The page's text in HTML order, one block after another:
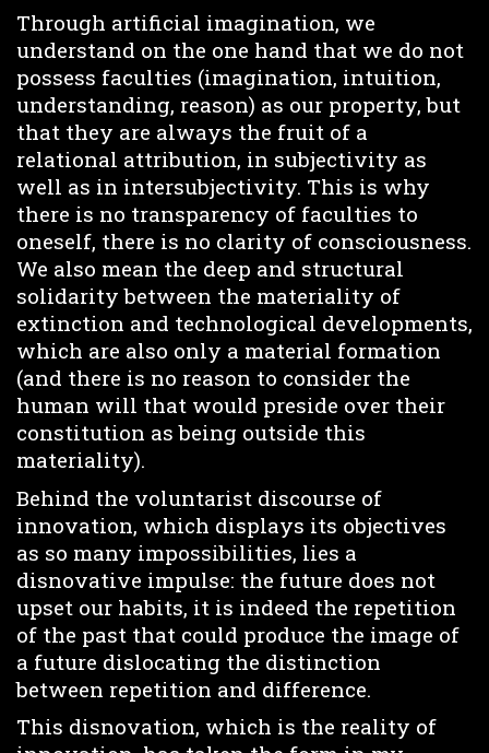
Through artificial imagination, we
understand on the one hand that we do not
possess faculties (imagination, intuition,
understanding, reason) as our property, but
that they are always the fruit of a
relational attribution, in subjectivity as
well as in intersubjectivity. This is why
there is no transparency of faculties to
oneself, there is no clarity of consciousness.
We also mean the deep and structural
solidarity between the materiality of
extinction and technological developments,
which are also only a material formation
(and there is no reason to consider the
human will that would preside over their
constitution as being outside this
materiality).
Behind the voluntarist discourse of
innovation, which displays its objectives
as so many impossibilities, lies a
disnovative impulse: the future does not
upset our habits, it is indeed the repetition
of the past that could produce the image of
a future dislocating the distinction
between repetition and difference.
This disnovation, which is the reality of